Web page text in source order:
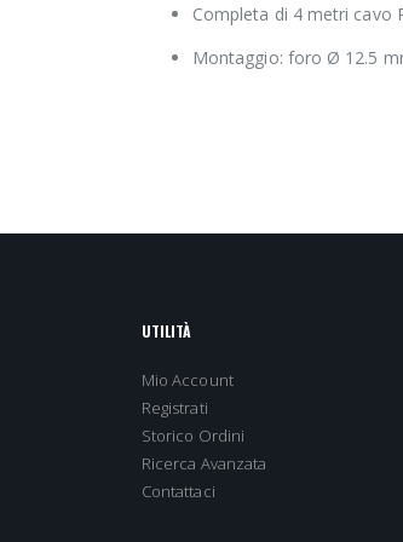
Completa di 4 metri cavo
Montaggio: foro Ø 12.5
UTILITÀ
Mio Account
Registrati
Storico Ordini
Ricerca Avanzata
Contattaci